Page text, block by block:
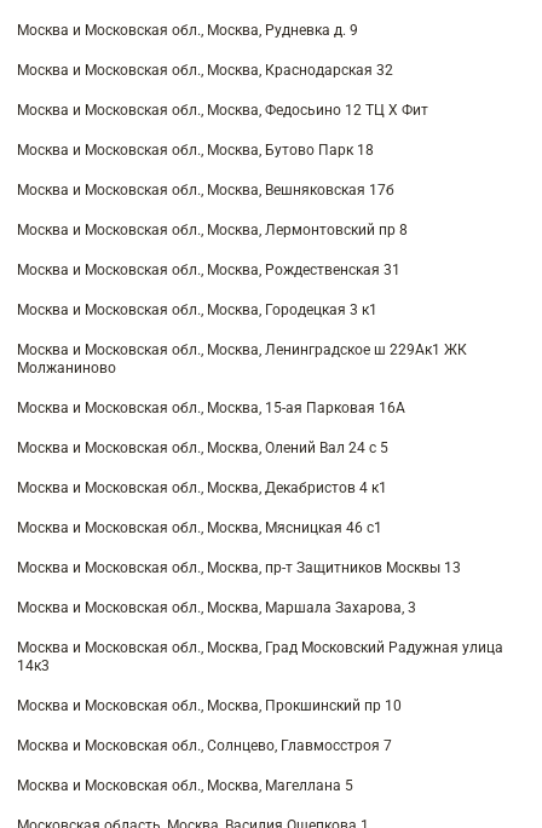
Москва и Московская обл., Москва, Рудневка д. 9
Москва и Московская обл., Москва, Краснодарская 32
Москва и Московская обл., Москва, Федосьино 12 ТЦ Х Фит
Москва и Московская обл., Москва, Бутово Парк 18
Москва и Московская обл., Москва, Вешняковская 17б
Москва и Московская обл., Москва, Лермонтовский пр 8
Москва и Московская обл., Москва, Рождественская 31
Москва и Московская обл., Москва, Городецкая 3 к1
Москва и Московская обл., Москва, Ленинградское ш 229Ак1 ЖК
Молжаниново
Москва и Московская обл., Москва, 15-ая Парковая 16А
Москва и Московская обл., Москва, Олений Вал 24 с 5
Москва и Московская обл., Москва, Декабристов 4 к1
Москва и Московская обл., Москва, Мясницкая 46 с1
Москва и Московская обл., Москва, пр-т Защитников Москвы 13
Москва и Московская обл., Москва, Маршала Захарова, 3
Москва и Московская обл., Москва, Град Московский Радужная улица
14к3
Москва и Московская обл., Москва, Прокшинский пр 10
Москва и Московская обл., Солнцево, Главмосстроя 7
Москва и Московская обл., Москва, Магеллана 5